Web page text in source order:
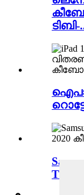
ടിബി-
T87